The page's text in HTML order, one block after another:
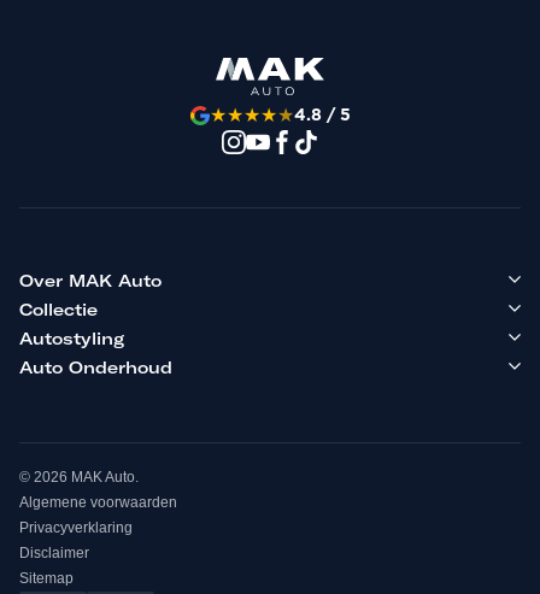
★★★★★4.8 / 5
Over MAK Auto
Collectie
Autostyling
Auto Onderhoud
© 2026 MAK Auto.
Algemene voorwaarden
Privacyverklaring
Disclaimer
Sitemap